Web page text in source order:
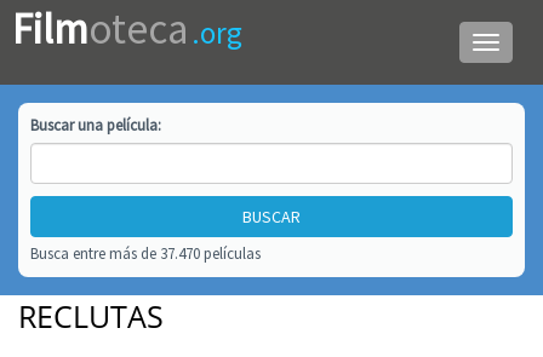
Menú
de
Filmoteca .org
Buscar unapelícula:
Busca entre más de 37.470 películas
RECLUTAS